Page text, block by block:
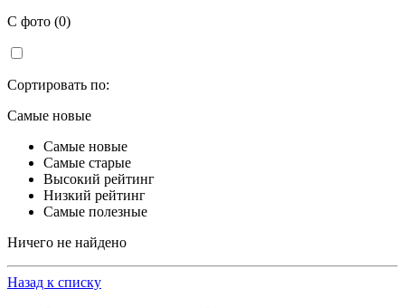
С фото (0)
Сортировать по:
Самые новые
Самые новые
Самые старые
Высокий рейтинг
Низкий рейтинг
Самые полезные
Ничего не найдено
Назад к списку